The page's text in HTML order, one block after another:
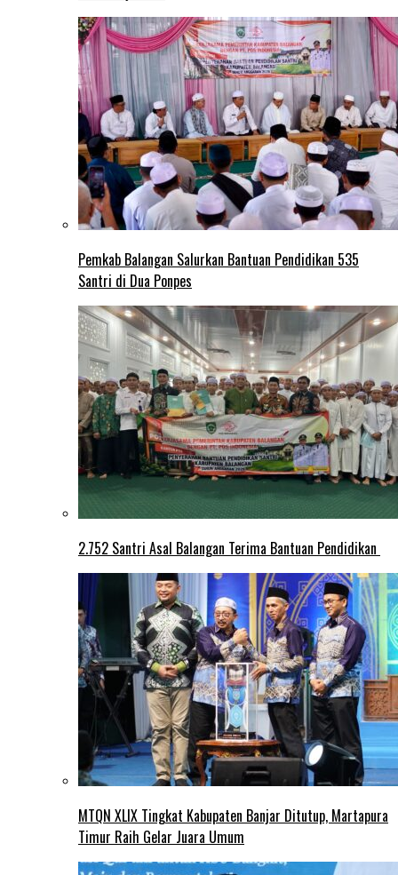
Pemkab Balangan Salurkan Bantuan Pendidikan 535
Santri di Dua Ponpes
2.752 Santri Asal Balangan Terima Bantuan Pendidikan
MTQN XLIX Tingkat Kabupaten Banjar Ditutup, Martapura
Timur Raih Gelar Juara Umum